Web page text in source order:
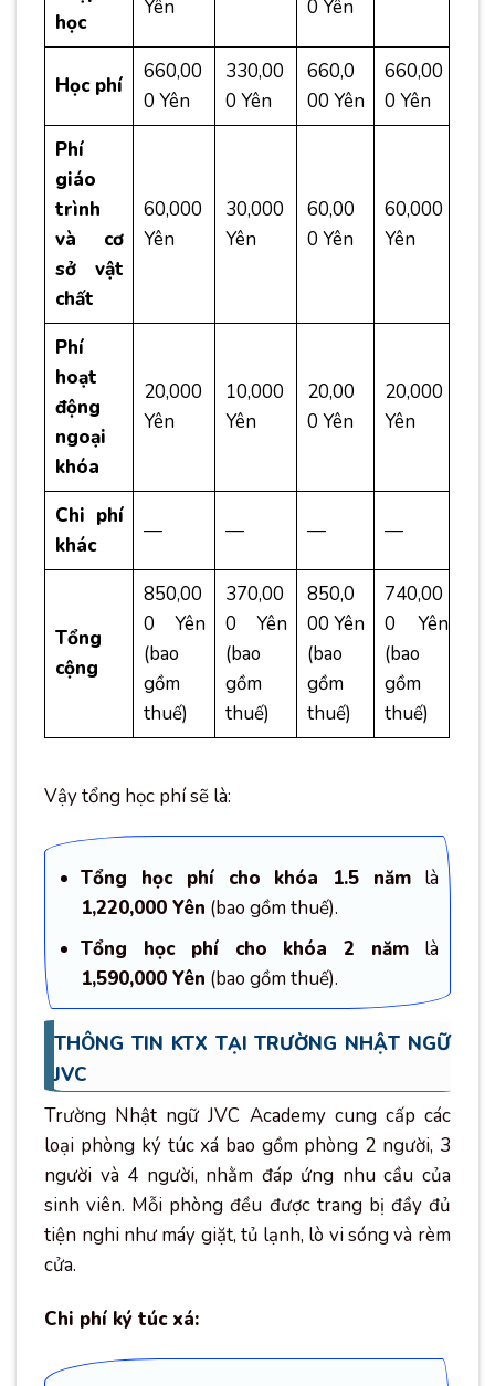
học
Yên
0 Yên
Học phí
660,00
0 Yên
330,00
0 Yên
660,0
00 Yên
660,00
0 Yên
Phí
giáo
trình
và cơ
sở vật
chất
60,000
Yên
30,000
Yên
60,00
0 Yên
60,000
Yên
Phí
hoạt
động
ngoại
khóa
20,000
Yên
10,000
Yên
20,00
0 Yên
20,000
Yên
Chi phí
khác
— — — —
Tổng
cộng
850,00
0 Yên
(bao
gồm
thuế)
370,00
0 Yên
(bao
gồm
thuế)
850,0
00 Yên
(bao
gồm
thuế)
740,00
0 Yên
(bao
gồm
thuế)
Vậy tổng học phí sẽ là:
Tổng học phí cho khóa 1.5 nămlà
1,220,000 Yên (bao gồm thuế).
Tổng học phí cho khóa 2 nămlà
1,590,000 Yên (bao gồm thuế).
THÔNG TIN KTX TẠI TRƯỜNG NHẬT NGỮ
JVC
Trường Nhật ngữ JVC Academy cung cấp các
loại phòng ký túc xá bao gồm phòng 2 người, 3
người và 4 người, nhằm đáp ứng nhu cầu của
sinh viên. Mỗi phòng đều được trang bị đầy đủ
tiện nghi như máy giặt, tủ lạnh, lò vi sóng và rèm
cửa.
Chi phí ký túc xá: